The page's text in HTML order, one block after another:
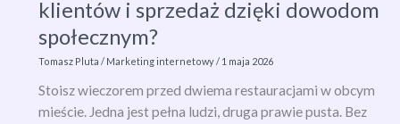
SEO
marketingu?
klientów i sprzedaż dzięki dowodom
społecznym?
Tomasz Pluta / Marketing internetowy / 1 maja 2026
Stoisz wieczorem przed dwiema restauracjami w obcym
mieście. Jedna jest pełna ludzi, druga prawie pusta. Bez